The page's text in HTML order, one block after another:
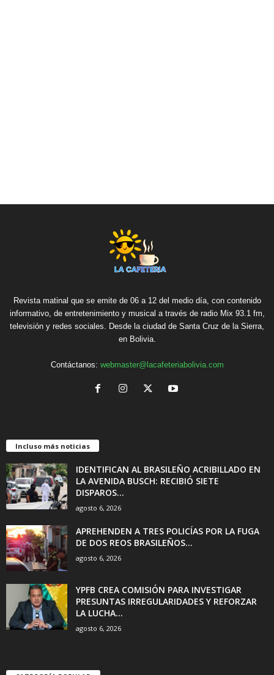
Revista matinal que se emite de 06 a 12 del medio día, con contenido
informativo, de entretenimiento y musical a través de radio Mix 93.1 fm,
televisión y redes sociales. Desde la ciudad de Santa Cruz de la Sierra,
en Bolivia.
Contáctanos: webmaster@lacafeteriabolivia.com
Incluso más noticias
IDENTIFICAN AL BRASILEÑO ACRIBILLADO EN
LA AVENIDA BUSCH: RECIBIÓ SIETE
DISPAROS...
agosto 6, 2026
APREHENDEN A TRES POLICÍAS POR LA FUGA
DE DOS REOS BRASILEÑOS...
agosto 6, 2026
YPFB CREA COMISIÓN PARA INVESTIGAR
PRESUNTAS IRREGULARIDADES Y REFORZAR
LA LUCHA...
agosto 6, 2026